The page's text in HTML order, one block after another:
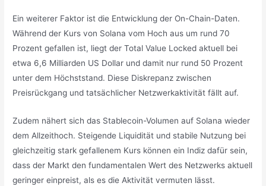
Ein weiterer Faktor ist die Entwicklung der On-Chain-Daten.
Während der Kurs von Solana vom Hoch aus um rund 70
Prozent gefallen ist, liegt der Total Value Locked aktuell bei
etwa 6,6 Milliarden US Dollar und damit nur rund 50 Prozent
unter dem Höchststand. Diese Diskrepanz zwischen
Preisrückgang und tatsächlicher Netzwerkaktivität fällt auf.
Zudem nähert sich das Stablecoin-Volumen auf Solana wieder
dem Allzeithoch. Steigende Liquidität und stabile Nutzung bei
gleichzeitig stark gefallenem Kurs können ein Indiz dafür sein,
dass der Markt den fundamentalen Wert des Netzwerks aktuell
geringer einpreist, als es die Aktivität vermuten lässt.